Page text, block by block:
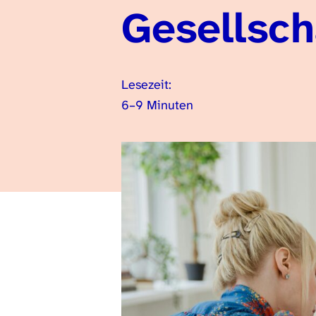
Lesezeit:
6–9 Minuten